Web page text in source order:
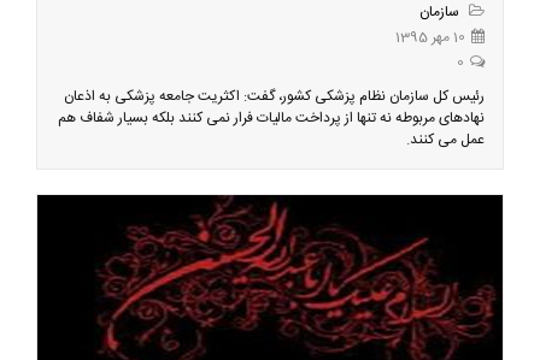
سازمان
10 مهر 1395
0
رئیس کل سازمان نظام پزشکی کشور، گفت: اکثریت جامعه پزشکی به اذعان
نهادهای مربوطه نه تنها از پرداخت مالیات فرار نمی کنند بلکه بسیار شفاف هم
عمل می کنند.